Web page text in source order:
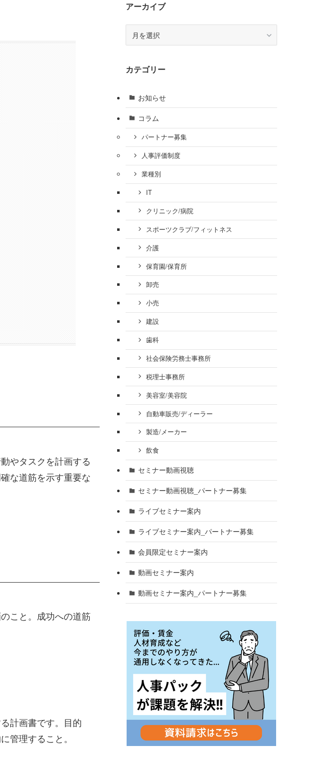
やタスクを計画する
な道筋を示す重要な
こと。成功への道筋
計画書です。目的
管理すること。
アーカイブ
ブ
カテゴリー
お知らせ
コラム
パートナー募集
人事評価制度
業種別
IT
クリニック/病院
スポーツクラブ/フィットネス
介護
保育園/保育所
卸売
小売
建設
歯科
社会保険労務士事務所
税理士事務所
美容室/美容院
自動車販売/ディーラー
製造/メーカー
飲食
セミナー動画視聴
セミナー動画視聴_パートナー募集
ライブセミナー案内
ライブセミナー案内_パートナー募集
会員限定セミナー案内
動画セミナー案内
動画セミナー案内_パートナー募集